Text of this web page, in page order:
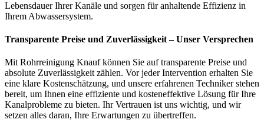
Lebensdauer Ihrer Kanäle und sorgen für anhaltende Effizienz in
Ihrem Abwassersystem.
Transparente Preise und Zuverlässigkeit – Unser Versprechen
Mit Rohrreinigung Knauf können Sie auf transparente Preise und
absolute Zuverlässigkeit zählen. Vor jeder Intervention erhalten Sie
eine klare Kostenschätzung, und unsere erfahrenen Techniker stehen
bereit, um Ihnen eine effiziente und kosteneffektive Lösung für Ihre
Kanalprobleme zu bieten. Ihr Vertrauen ist uns wichtig, und wir
setzen alles daran, Ihre Erwartungen zu übertreffen.